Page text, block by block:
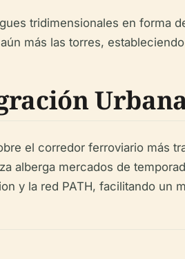
tridimensionales en forma
más las torres,
el corredor ferroviario más
alberga mercados de
y la red PATH, facilitando un